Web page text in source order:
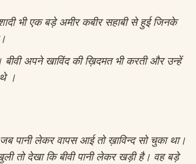
भी एक बड़े अमीर कबीर सहाबी से हुई जिनके
अपने खाविंद की ख़िदमत भी करती और उन्हें
।
पानी लेकर वापस आई तो ख़ाविन्द सो चुका था।
तो देखा कि बीवी पानी लेकर खड़ी है। वह बड़े